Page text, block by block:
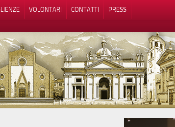
VOLONTARI CONTATTI
PRESS